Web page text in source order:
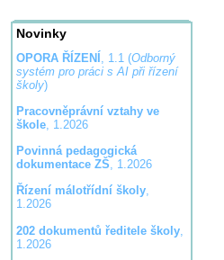
Novinky
OPORA ŘÍZENÍ , 1.1 (Odborný
systém pro práci s AI při řízení
školy)
Pracovněprávní vztahy ve
škole, 1.2026
Povinná pedagogická
dokumentace ZŠ, 1.2026
Řízení málotřídní školy,
1.2026
202 dokumentů ředitele školy,
1.2026